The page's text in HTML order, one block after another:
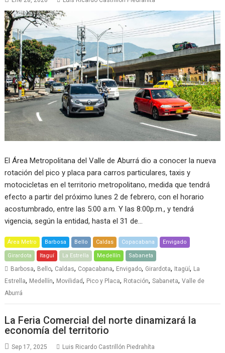
El Área Metropolitana del Valle de Aburrá dio a conocer la nueva
rotación del pico y placa para carros particulares, taxis y
motocicletas en el territorio metropolitano, medida que tendrá
efecto a partir del próximo lunes 2 de febrero, con el horario
acostumbrado, entre las 5:00 a.m. Y las 8:00p.m., y tendrá
vigencia, según la entidad, hasta el 31 de…
Área Metro Barbosa Bello Caldas Copacabana Envigado
Girardota Itaguí La Estrella Medellín Sabaneta
Barbosa, Bello, Caldas, Copacabana, Envigado, Girardota, Itagüí, La
Estrella, Medellín, Movilidad, Pico y Placa, Rotación,Sabaneta,Valle de
Aburrá
La Feria Comercial del norte dinamizará la
economía del territorio
Sep 17, 2025 Luis Ricardo Castrillón Piedrahíta